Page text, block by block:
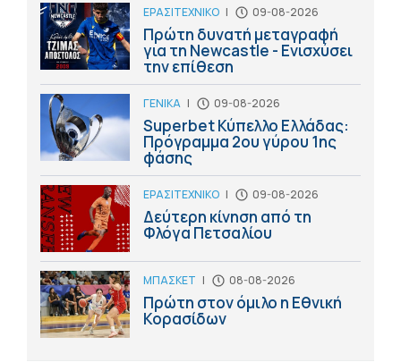
ΕΡΑΣΙΤΕΧΝΙΚΟ | 09-08-2026
Πρώτη δυνατή μεταγραφή
για τη Newcastle - Ενισχύσει
την επίθεση
ΓΕΝΙΚΑ | 09-08-2026
Superbet Κύπελλο Ελλάδας:
Πρόγραμμα 2ου γύρου 1ης
φάσης
ΕΡΑΣΙΤΕΧΝΙΚΟ | 09-08-2026
Δεύτερη κίνηση από τη
Φλόγα Πετσαλίου
ΜΠΑΣΚΕΤ | 08-08-2026
Πρώτη στον όμιλο η Εθνική
Κορασίδων